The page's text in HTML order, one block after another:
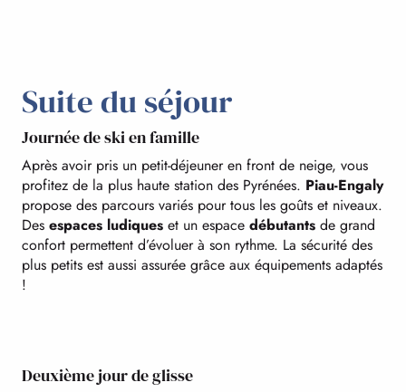
Suite du séjour
Journée de ski en famille
Après avoir pris un petit-déjeuner en front de neige, vous
profitez de la plus haute station des Pyrénées. Piau-Engaly
propose des parcours variés pour tous les goûts et niveaux.
Des espaces ludiques et un espace débutants de grand
confort permettent d’évoluer à son rythme. La sécurité des
plus petits est aussi assurée grâce aux équipements adaptés
!
Deuxième jour de glisse